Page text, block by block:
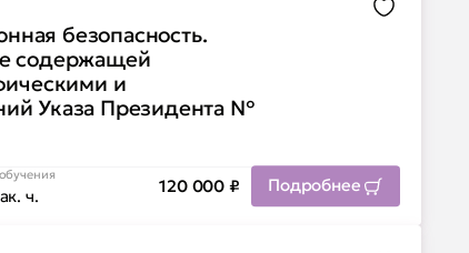
Добавить
безопасность.
содержащей
и
Указа Президента №
ч. 120 000 ₽ Подробнее